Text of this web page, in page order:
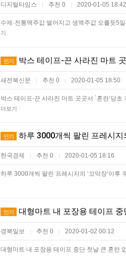
디지털타임스 | 추천 0 | 2020-01-05 18:42
수제·전통맥주값 떨어지고 생맥주값 오를듯5
기
인기 박스 테이프-끈 사라진 마트
새전북신문 | 추천 0 | 2020-01-05 18:50
박스 테이프-끈 사라진 마트 곳곳서 `혼란‘당
더보기
인기 하루 3000개씩 팔린 프레시지
한국경제 추천 0 2020-01-05 18:16
하루 3000개씩 팔린 프레시지의 ‘꼬막장‘이
인기 대형마트 내 포장용 테이프
경북일보 | 추천 0 | 2020-01-02 00:12
대형마트 내 포장용 테이프 중단 첫날 큰 혼란